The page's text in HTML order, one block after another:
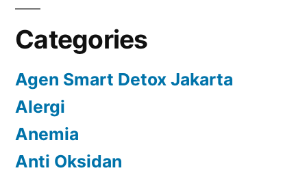
Categories
Agen Smart Detox Jakarta
Alergi
Anemia
Anti Oksidan